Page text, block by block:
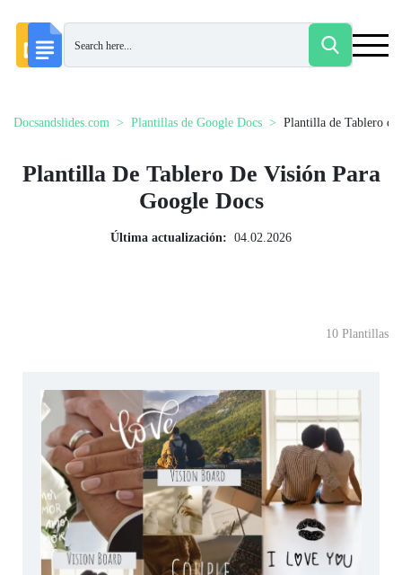
Docsandslides.com Plantillas de Google Docs Plantilla de Tablero
Plantilla De Tablero De Visión Para
Google Docs
Última actualización: 04.02.2026
10 Plantillas